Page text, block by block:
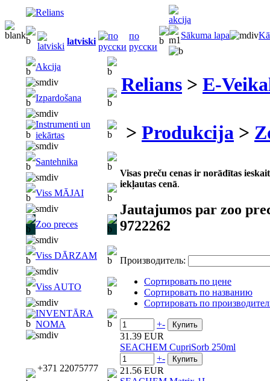
latviski
по
русски
Sākuma lapa
Akcija
Izpardošana
Instrumenti un
iekārtas
Santehnika
Viss MĀJAI
Zoo preces
Viss DĀRZAM
Viss AUTO
INVENTĀRA
NOMA
+371 22075777
Relians > E-
> Produkcija >
Visas preču cenas ir norādītas
iekļautas cenā.
Jautajumos par zoo
9722262
Производитель:
Сортировать по цене
Сортировать по названию
Сортировать по
+-
31.39 EUR
SEACHEM CupriSorb 250ml
+-
21.56 EUR